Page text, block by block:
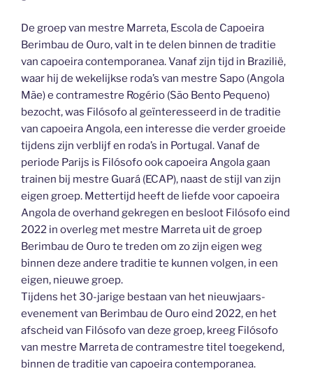
De groep van mestre Marreta, Escola de Capoeira
Berimbau de Ouro, valt in te delen binnen de traditie
van capoeira contemporanea. Vanaf zijn tijd in Brazilië,
waar hij de wekelijkse roda’s van mestre Sapo (Angola
Mãe) e contramestre Rogério (São Bento Pequeno)
bezocht, was Filósofo al geïnteresseerd in de traditie
van capoeira Angola, een interesse die verder groeide
tijdens zijn verblijf en roda’s in Portugal. Vanaf de
periode Parijs is Filósofo ook capoeira Angola gaan
trainen bij mestre Guará (ECAP), naast de stijl van zijn
eigen groep. Mettertijd heeft de liefde voor capoeira
Angola de overhand gekregen en besloot Filósofo eind
2022 in overleg met mestre Marreta uit de groep
Berimbau de Ouro te treden om zo zijn eigen weg
binnen deze andere traditie te kunnen volgen, in een
eigen, nieuwe groep.
Tijdens het 30-jarige bestaan van het nieuwjaars-
evenement van Berimbau de Ouro eind 2022, en het
afscheid van Filósofo van deze groep, kreeg Filósofo
van mestre Marreta de contramestre titel toegekend,
binnen de traditie van capoeira contemporanea.